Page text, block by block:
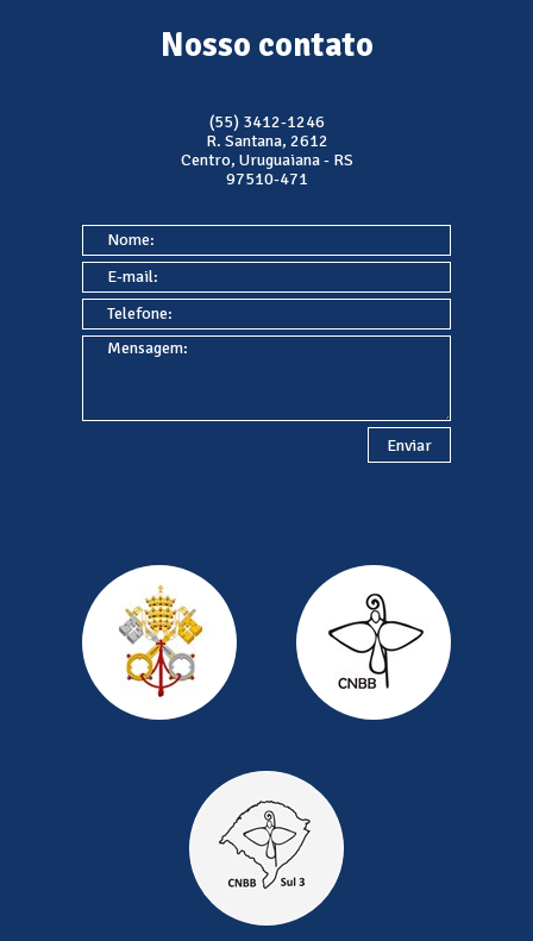
Nosso contato
(55) 3412-1246
R. Santana, 2612
Centro, Uruguaiana - RS
97510-471